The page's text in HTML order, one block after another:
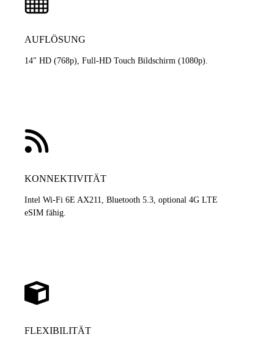
AUFLÖSUNG
14" HD (768p), Full-HD Touch Bildschirm (1080p).
KONNEKTIVITÄT
Intel Wi-Fi 6E AX211, Bluetooth 5.3, optional 4G LTE
eSIM fähig.
FLEXIBILITÄT